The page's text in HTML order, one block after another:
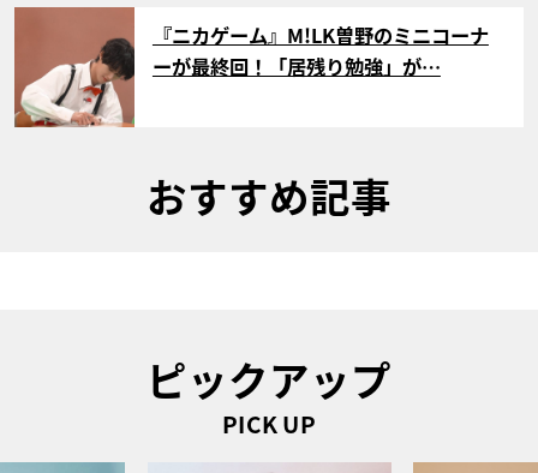
サムネイル
『ニカゲーム』M!LK曽野のミニコーナ
ーが最終回！「居残り勉強」が…
おすすめ記事
ピックアップ
PICK UP